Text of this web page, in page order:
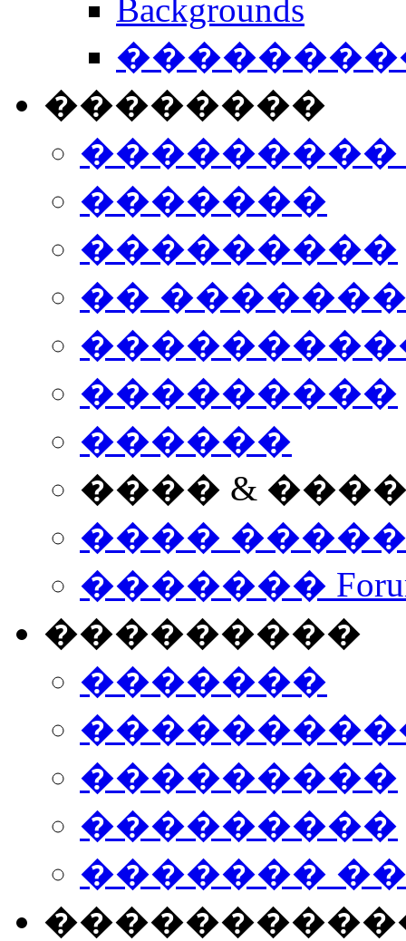
Backgrounds
��������
���������
�������
���������
��
���������
������
���� &
����
�������
���������
�������
���������
���������
�������